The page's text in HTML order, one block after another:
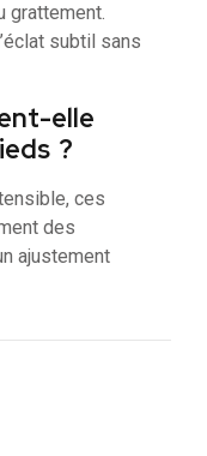
grattement.
subtil sans
elle
?
ces
des
ajustement